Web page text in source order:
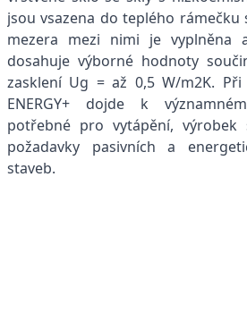
jsou vsazena do teplého rámečku
mezera mezi nimi je vyplněna
dosahuje výborné hodnoty
zasklení Ug = až 0,5 W/m2K. Při
ENERGY+ dojde k
potřebné pro vytápění,
požadavky pasivních a
staveb.